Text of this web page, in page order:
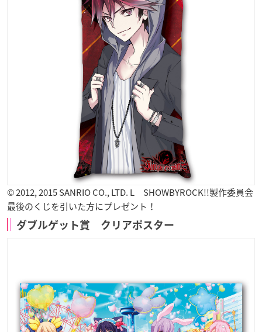
© 2012, 2015 SANRIO CO., LTD. L SHOWBYROCK!!製作委員会
最後のくじを引いた方にプレゼント！
ダブルゲット賞 クリアポスター